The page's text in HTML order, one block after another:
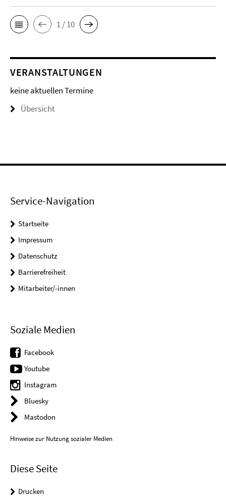
1 / 10
VERANSTALTUNGEN
keine aktuellen Termine
Übersicht
Service-Navigation
Startseite
Impressum
Datenschutz
Barrierefreiheit
Mitarbeiter/-innen
Soziale Medien
Facebook
Youtube
Instagram
Bluesky
Mastodon
Hinweise zur Nutzung sozialer Medien
Diese Seite
Drucken